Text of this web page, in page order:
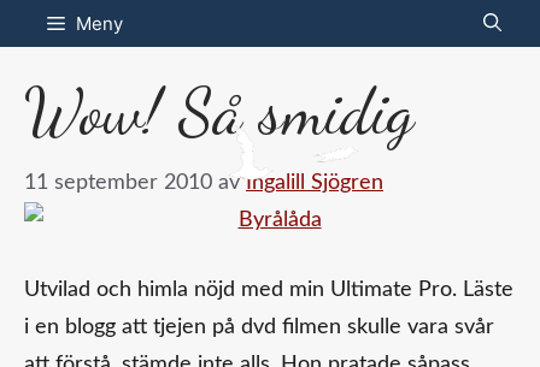
Hoppa
till
innehåll
Meny
Wow! Så smidig
11 september 2010 avIngalill Sjögren
Utvilad och himla nöjd med min Ultimate Pro. Läste
i en blogg att tjejen på dvd filmen skulle vara svår